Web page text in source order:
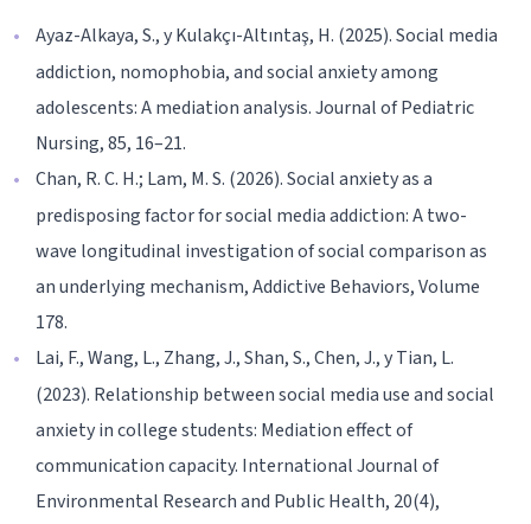
Ayaz-Alkaya, S., y Kulakçı-Altıntaş, H. (2025). Social media
addiction, nomophobia, and social anxiety among
adolescents: A mediation analysis. Journal of Pediatric
Nursing, 85, 16–21.
Chan, R. C. H.; Lam, M. S. (2026). Social anxiety as a
predisposing factor for social media addiction: A two-
wave longitudinal investigation of social comparison as
an underlying mechanism, Addictive Behaviors, Volume
178.
Lai, F., Wang, L., Zhang, J., Shan, S., Chen, J., y Tian, L.
(2023). Relationship between social media use and social
anxiety in college students: Mediation effect of
communication capacity. International Journal of
Environmental Research and Public Health, 20(4),